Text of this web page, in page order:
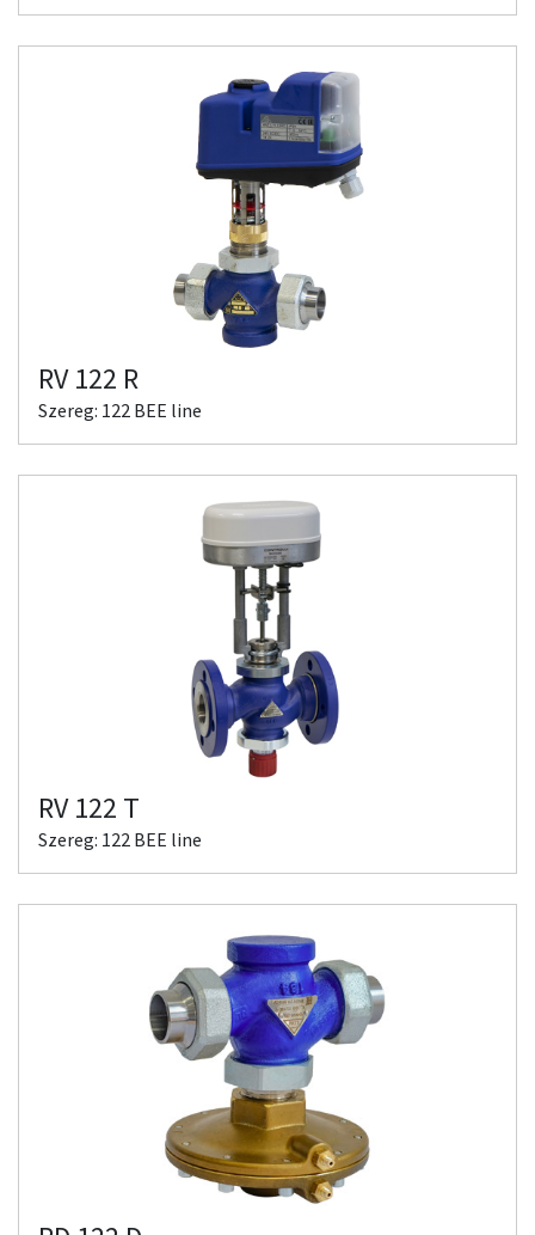
RV 122 R
Szereg: 122 BEE line
RV 122 T
Szereg: 122 BEE line